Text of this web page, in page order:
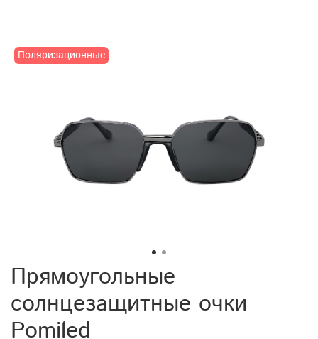
Поляризационные
Прямоугольные
солнцезащитные очки
Pomiled